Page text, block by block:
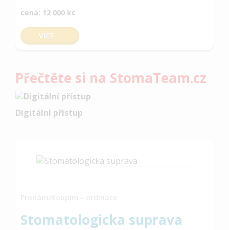
cena: 12 000 kc
VÍCE
Přečtěte si na StomaTeam.cz
Digitální přístup
Stomatologicka suprava